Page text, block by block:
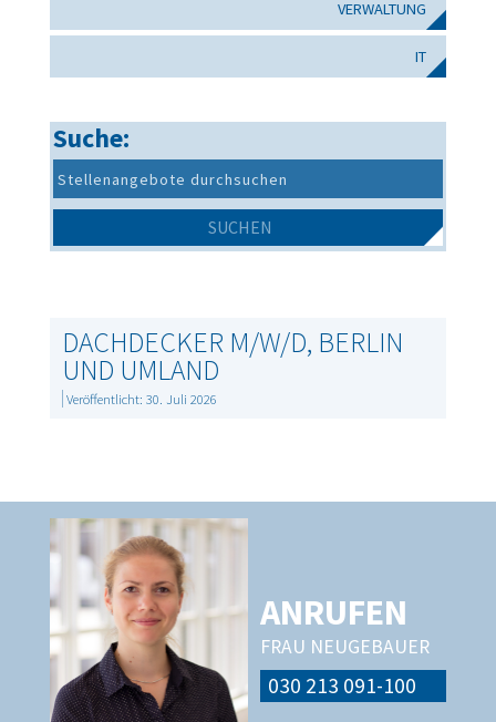
VERWALTUNG
IT
Suche:
DACHDECKER M/W/D, BERLIN
UND UMLAND
Veröffentlicht: 30. Juli 2026
ANRUFEN
FRAU NEUGEBAUER
030 213 091-100